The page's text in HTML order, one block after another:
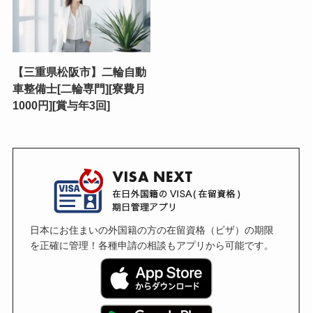
【三重県松阪市】二輪自動
車整備士[二輪専門][寮費月
1000円][賞与年3回]
日本にお住まいの外国籍の方の在留資格（ビザ）の期限
を正確に管理！各種申請の相談もアプリから可能です。